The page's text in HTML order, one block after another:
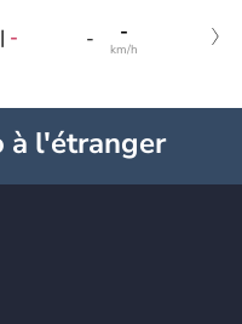
| - - -
km/h
à l'étranger